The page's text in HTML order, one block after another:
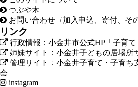
つぶや木
お問い合わせ（加入申込、寄付、そ
リンク
行政情報：小金井市公式HP「子育て
姉妹サイト：小金井子どもの居場所
管理サイト：小金井子育て・子育ち
会
instagram